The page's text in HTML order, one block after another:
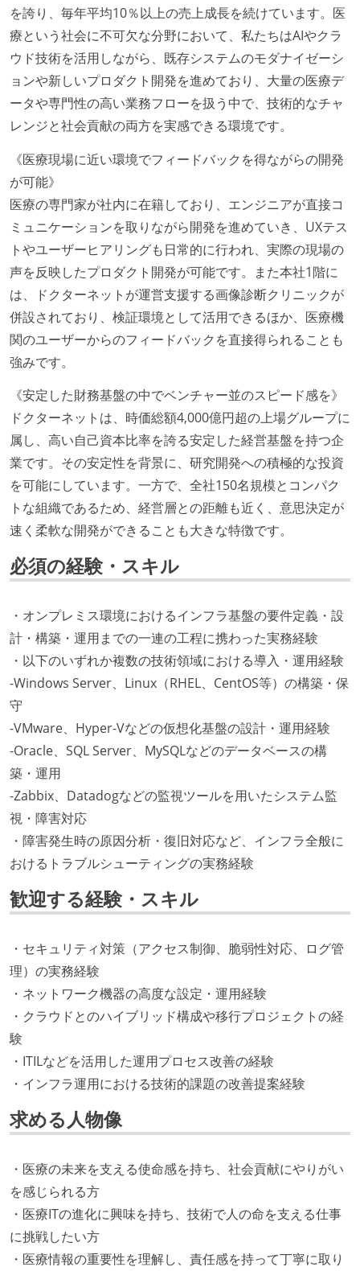
を誇り、毎年平均10％以上の売上成長を続けています。医
療という社会に不可欠な分野において、私たちはAIやクラ
ウド技術を活用しながら、既存システムのモダナイゼーシ
ョンや新しいプロダクト開発を進めており、大量の医療デ
ータや専門性の高い業務フローを扱う中で、技術的なチャ
レンジと社会貢献の両方を実感できる環境です。
《医療現場に近い環境でフィードバックを得ながらの開発
が可能》
医療の専門家が社内に在籍しており、エンジニアが直接コ
ミュニケーションを取りながら開発を進めていき、UXテス
トやユーザーヒアリングも日常的に行われ、実際の現場の
声を反映したプロダクト開発が可能です。また本社1階に
は、ドクターネットが運営支援する画像診断クリニックが
併設されており、検証環境として活用できるほか、医療機
関のユーザーからのフィードバックを直接得られることも
強みです。
《安定した財務基盤の中でベンチャー並のスピード感を》
ドクターネットは、時価総額4,000億円超の上場グループに
属し、高い自己資本比率を誇る安定した経営基盤を持つ企
業です。その安定性を背景に、研究開発への積極的な投資
を可能にしています。一方で、全社150名規模とコンパク
トな組織であるため、経営層との距離も近く、意思決定が
速く柔軟な開発ができることも大きな特徴です。
必須の経験・スキル
・オンプレミス環境におけるインフラ基盤の要件定義・設
計・構築・運用までの一連の工程に携わった実務経験
・以下のいずれか複数の技術領域における導入・運用経験
-Windows Server、Linux（RHEL、CentOS等）の構築・保
守
-VMware、Hyper-Vなどの仮想化基盤の設計・運用経験
-Oracle、SQL Server、MySQLなどのデータベースの構
築・運用
-Zabbix、Datadogなどの監視ツールを用いたシステム監
視・障害対応
・障害発生時の原因分析・復旧対応など、インフラ全般に
おけるトラブルシューティングの実務経験
歓迎する経験・スキル
・セキュリティ対策（アクセス制御、脆弱性対応、ログ管
理）の実務経験
・ネットワーク機器の高度な設定・運用経験
・クラウドとのハイブリッド構成や移行プロジェクトの経
験
・ITILなどを活用した運用プロセス改善の経験
・インフラ運用における技術的課題の改善提案経験
求める人物像
・医療の未来を支える使命感を持ち、社会貢献にやりがい
を感じられる方
・医療ITの進化に興味を持ち、技術で人の命を支える仕事
に挑戦したい方
・医療情報の重要性を理解し、責任感を持って丁寧に取り